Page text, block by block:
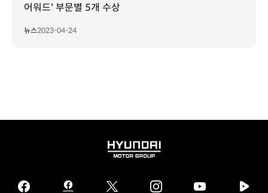
어워드' 부문별 5개 수상
뉴스2023-04-24
HYUNDAI
GROUP